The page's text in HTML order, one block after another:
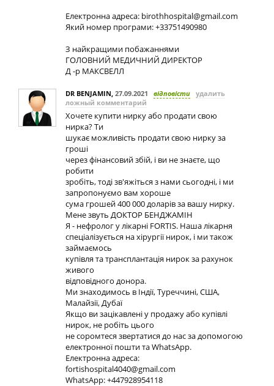
Електронна адреса: birothhospital@gmail.com
Який номер програми: +33751490980
З найкращими побажаннями
ГОЛОВНИЙ МЕДИЧНИЙ ДИРЕКТОР
Д -р МАКСВЕЛЛ
DR BENJAMIN, 27.09.2021 відповісти удалить
ложный комментарий
Хочете купити нирку або продати свою
нирка? Ти
шукає можливість продати свою нирку за
гроші
через фінансовий збій, і ви не знаєте, що
робити
зробіть, тоді зв'яжіться з нами сьогодні, і ми
запропонуємо вам хороше
сума грошей 400 000 доларів за вашу нирку.
Мене звуть ДОКТОР БЕНДЖАМІН
Я - нефролог у лікарні FORTIS. Наша лікарня
спеціалізується на хірургії нирок, і ми також
займаємось
купівля та трансплантація нирок за рахунок
живого
відповідного донора.
Ми знаходимось в Індії, Туреччині, США,
Малайзії, Дубаї
Якщо ви зацікавлені у продажу або купівлі
нирок, не робіть цього
не соромтеся звертатися до нас за допомогою
електронної пошти та WhatsApp.
Електронна адреса:
fortishospital4040@gmail.com
WhatsApp: +447928954118